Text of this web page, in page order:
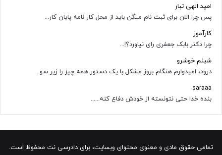
امید الهی تبار
پس چرا الان برای ثبت نام میگن باید از محل کار نامه پایان کار...
کارآموز
چرا دکتر بابک جعفری رای نیاورد؟!...
شبنم خوشرو
درود، امیدوارم هنگام بروز مشکل با یک دستور همه چیز را زیر سو...
saraaa
بنده خدا حتی نتونسته از خودش دفاع کنه......
تمامی حقوق مادی و معنوی محتوای وبسایت، برای دادرسی نت محفوظ است.